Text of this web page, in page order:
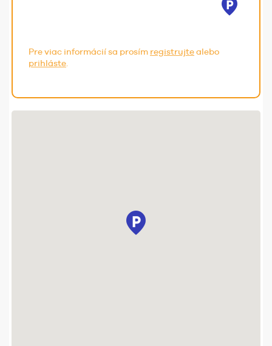
Pre viac informácií sa prosím registrujtealebo
prihláste